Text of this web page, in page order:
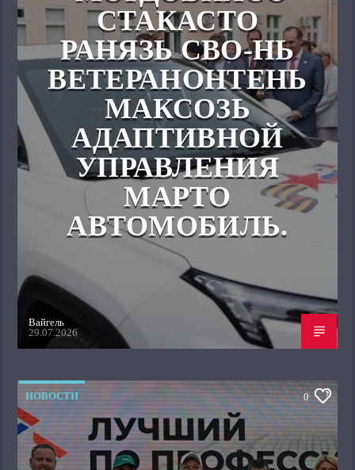
СТАКАСТО
РАНЯЗЬ СВО-НЬ
ВЕТЕРАНОНТЕНЬ
МАКСОЗЬ
АДАПТИВНОЙ
УПРАВЛЕНИЯ
МАРТО
АВТОМОБИЛЬ.
Вайгель
29.07.2026
НОВОСТИ 0